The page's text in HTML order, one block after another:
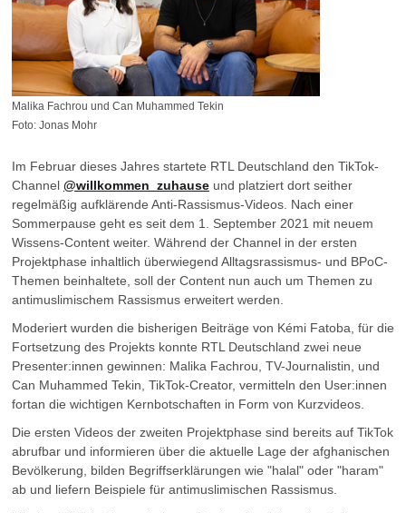
Malika Fachrou und Can Muhammed Tekin
Foto: Jonas Mohr
Im Februar dieses Jahres startete RTL Deutschland den TikTok-
Channel @willkommen_zuhause und platziert dort seither
regelmäßig aufklärende Anti-Rassismus-Videos. Nach einer
Sommerpause geht es seit dem 1. September 2021 mit neuem
Wissens-Content weiter. Während der Channel in der ersten
Projektphase inhaltlich überwiegend Alltagsrassismus- und BPoC-
Themen beinhaltete, soll der Content nun auch um Themen zu
antimuslimischem Rassismus erweitert werden.
Moderiert wurden die bisherigen Beiträge von Kémi Fatoba, für die
Fortsetzung des Projekts konnte RTL Deutschland zwei neue
Presenter:innen gewinnen: Malika Fachrou, TV-Journalistin, und
Can Muhammed Tekin, TikTok-Creator, vermitteln den User:innen
fortan die wichtigen Kernbotschaften in Form von Kurzvideos.
Die ersten Videos der zweiten Projektphase sind bereits auf TikTok
abrufbar und informieren über die aktuelle Lage der afghanischen
Bevölkerung, bilden Begriffserklärungen wie "halal" oder "haram"
ab und liefern Beispiele für antimuslimischen Rassismus.